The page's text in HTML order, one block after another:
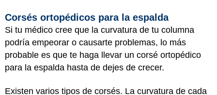
Corsés ortopédicos para la espalda
Si tu médico cree que la curvatura de tu columna
podría empeorar o causarte problemas, lo más
probable es que te haga llevar un corsé ortopédico
para la espalda hasta de dejes de crecer.
Existen varios tipos de corsés. La curvatura de cada